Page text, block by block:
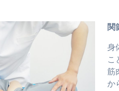
関
身
こ
筋
か